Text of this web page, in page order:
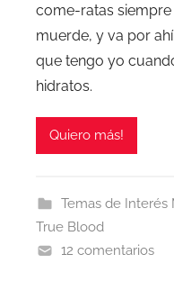
come-ratas
muerde, y va por
que tengo yo
hidratos.
Quiero más!
Temas de Interés
True Blood
12 comentarios